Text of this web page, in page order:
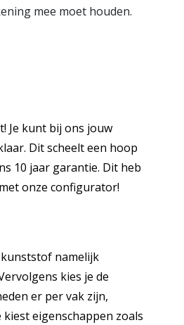
mee moet houden.
Je kunt bij ons jouw
Dit scheelt een hoop
10 jaar garantie. Dit heb
onze configurator!
namelijk
kies je de
er per vak zijn,
eigenschappen zoals